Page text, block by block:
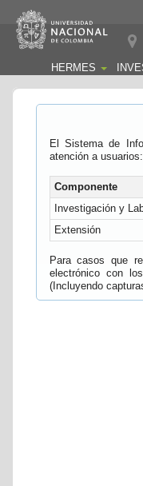
HERMES
El Sistema de
atención a usuarios:
Componente
Investigación y
Extensión
Para casos que
electrónico con
(Incluyendo